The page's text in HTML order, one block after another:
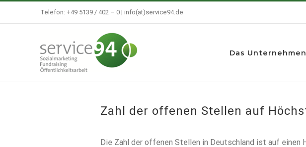
Inhalt
Telefon: +49 5139 / 402 – 0 |info(at)service94.de
Das Unternehmen
Zahl der offenen Stellen auf
Die Zahl der offenen Stellen in Deutschland ist auf einen